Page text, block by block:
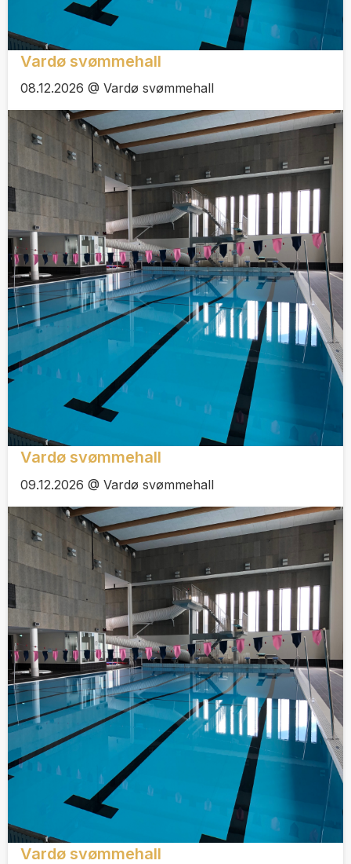
Vardø svømmehall
08.12.2026 @ Vardø svømmehall
Vardø svømmehall
09.12.2026 @ Vardø svømmehall
Vardø svømmehall